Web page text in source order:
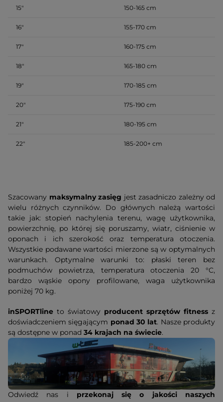
15″ 150-165 cm
16″ 155-170 cm
17″ 160-175 cm
18″ 165-180 cm
19″ 170-185 cm
20″ 175-190 cm
21″ 180-195 cm
22″ 185-200+ cm
Szacowany maksymalny zasięg jest zasadniczo zależny od
wielu różnych czynników. Do głównych należą wartości
takie jak: stopień nachylenia terenu, wagę użytkownika,
powierzchnię, po której się poruszamy, wiatr, ciśnienie w
oponach i ich szerokość oraz temperatura otoczenia.
Wszystkie podawane wartości mierzone są w optymalnych
warunkach. Optymalne warunki to: płaski teren bez
podmuchów powietrza, temperatura otoczenia 20 °C,
bardzo wąskie opony profilowane, waga użytkownika
poniżej 70 kg.
inSPORTline to światowy producent sprzętów fitness z
doświadczeniem sięgającym ponad 30 lat. Nasze produkty
są dostępne w ponad 34 krajach na świecie.
Odwiedź nas i przekonaj się o jakości naszych